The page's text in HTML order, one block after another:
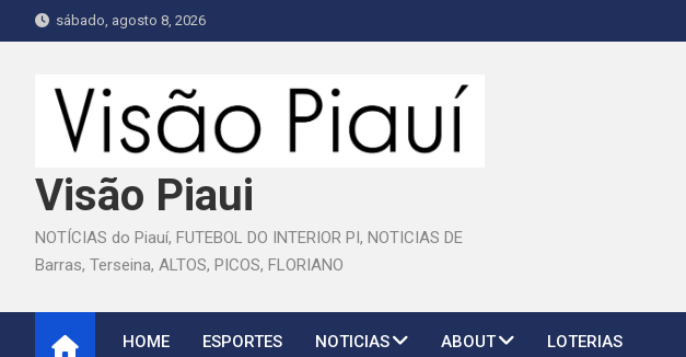
to
sábado, agosto 8, 2026
Visão Piaui
NOTÍCIAS do Piauí, FUTEBOL DO INTERIOR PI, NOTICIAS DE
Barras, Terseina, ALTOS, PICOS, FLORIANO
HOME ESPORTES NOTICIAS ABOUT LOTERIAS